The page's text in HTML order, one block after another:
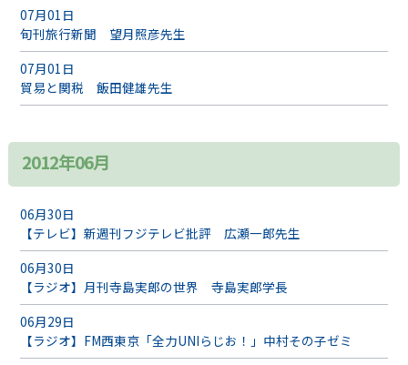
07月01日
旬刊旅行新聞 望月照彦先生
07月01日
貿易と関税 飯田健雄先生
2012年06月
06月30日
【テレビ】新週刊フジテレビ批評 広瀬一郎先生
06月30日
【ラジオ】月刊寺島実郎の世界 寺島実郎学長
06月29日
【ラジオ】FM西東京「全力UNIらじお！」中村その子ゼミ